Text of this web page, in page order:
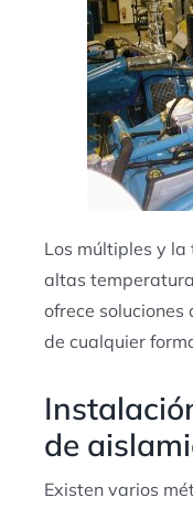
Los múltiples y
altas
ofrece
de cualquier
de
Existen varios